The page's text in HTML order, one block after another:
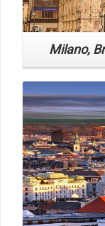
Milano,